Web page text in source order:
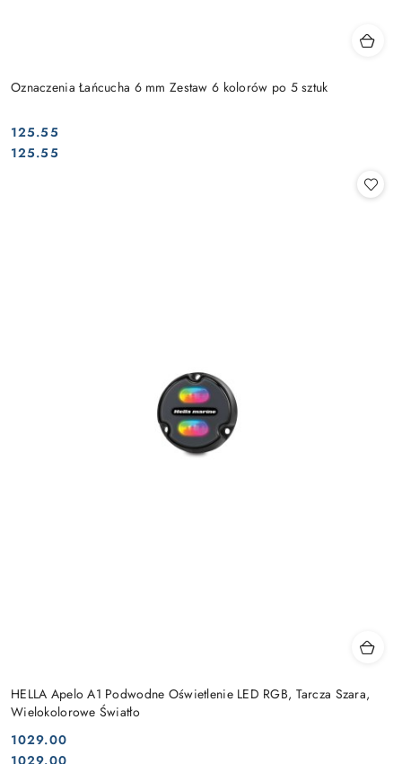
Oznaczenia Łańcucha 6 mm Zestaw 6 kolorów po 5 sztuk
Cena:
125.55
Cena:
125.55
HELLA Apelo A1 Podwodne Oświetlenie LED RGB, Tarcza Szara,
Wielokolorowe Światło
Cena:
1029.00
Cena:
1029.00